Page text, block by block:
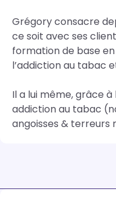
Grégory consacre
ce soit avec ses
formation de base
l’addiction au tabac
Il a lui même, grâce
addiction au tabac
angoisses & terreurs